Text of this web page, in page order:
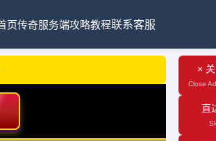
页传奇服务端攻略教程联系客服
×
Close
直